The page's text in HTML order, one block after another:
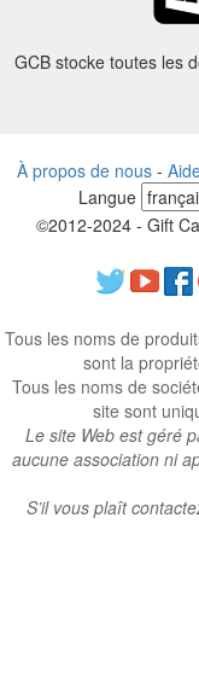
GCB stocke toutes les
À propos de nous -
Langue
©2012-2024 - Gift
Tous les noms de
sont la
Tous les noms de
site sont
Le site Web est géré
aucune association ni
S’il vous plaît